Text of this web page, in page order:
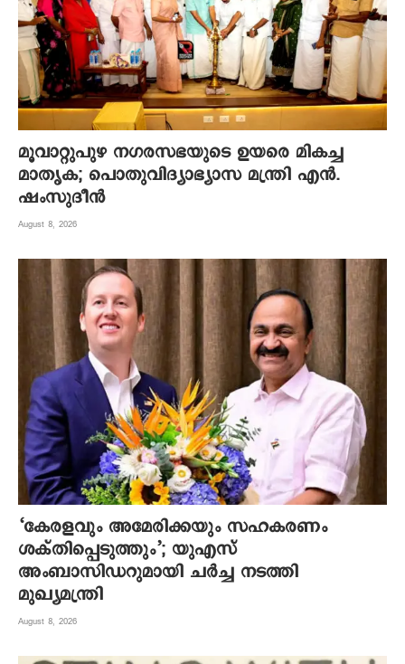
മൂവാറ്റുപുഴ നഗരസഭയുടെ ഉയരെ മികച്ച
മാതൃക; പൊതുവിദ്യാഭ്യാസ മന്ത്രി എന്‍.
ഷംസുദീന്‍
August 8, 2026
‘കേരളവും അമേരിക്കയും സഹകരണം
ശക്തിപ്പെടുത്തും’; യുഎസ്
അംബാസിഡറുമായി ചർച്ച നടത്തി
മുഖ്യമന്ത്രി
August 8, 2026